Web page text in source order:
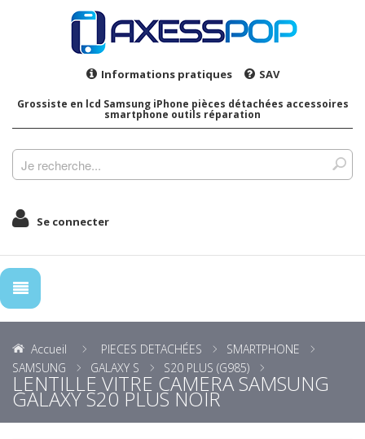
Informations pratiques SAV
Grossiste en lcd Samsung iPhone pièces détachées accessoires
smartphone outils réparation
Se connecter
Accueil PIECES DETACHÉES
SMARTPHONE
SAMSUNG
GALAXY S S20 PLUS (G985)
LENTILLE VITRE CAMERA SAMSUNG
GALAXY S20 PLUS NOIR